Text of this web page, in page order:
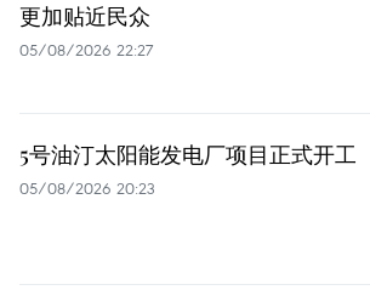
更加贴近民众
05/08/2026 22:27
5号油汀太阳能发电厂项目正式开工
05/08/2026 20:23